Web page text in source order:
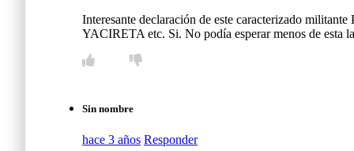
Interesante declaración de este caracterizado
YACIRETA etc. Si. No podía esperar menos de esta
Sin nombre
hace 3 años Responder